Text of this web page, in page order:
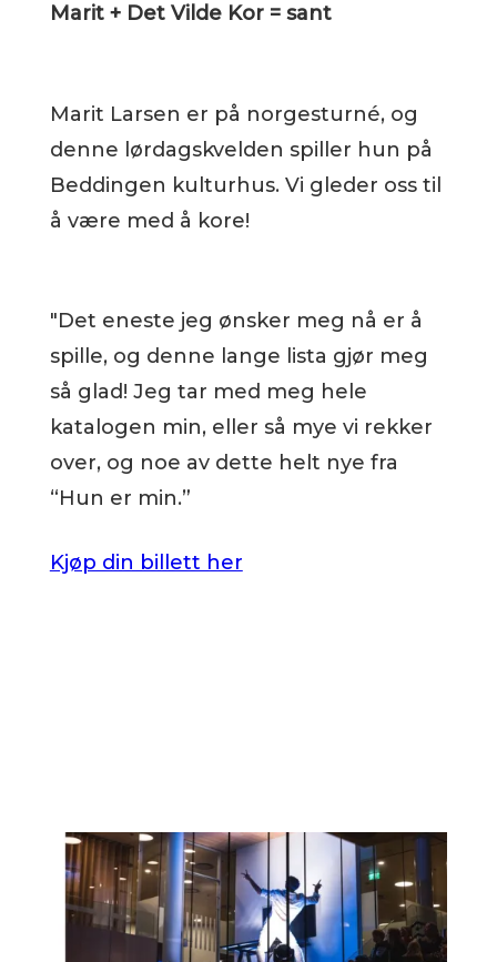
Marit + Det Vilde Kor = sant
Marit Larsen er på norgesturné, og
denne lørdagskvelden spiller hun på
Beddingen kulturhus. Vi gleder oss til
å være med å kore!
"Det eneste jeg ønsker meg nå er å
spille, og denne lange lista gjør meg
så glad! Jeg tar med meg hele
katalogen min, eller så mye vi rekker
over, og noe av dette helt nye fra
“Hun er min.”
Kjøp din billett her